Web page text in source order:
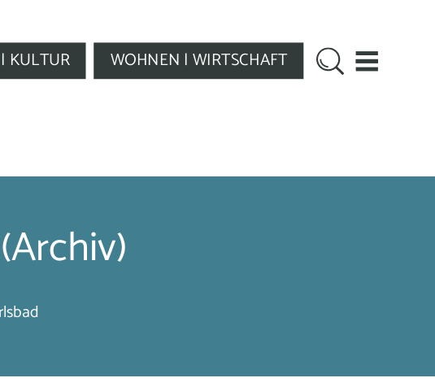
KULTUR WOHNEN | WIRTSCHAFT